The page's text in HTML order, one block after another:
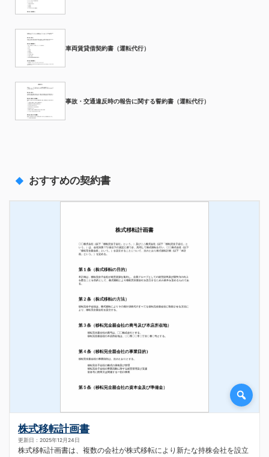
車両賃貸借契約書（運転代行）
事故・交通違反時の報告に関する誓約書（運転代行）
おすすめの契約書
株式移転計画書
更新日：2025年12月24日
株式移転計画書は、複数の会社が株式移転により新たな持株会社を設立